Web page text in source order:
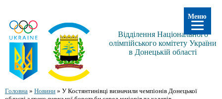
Відділення Національного
олімпійського комітету України
в Донецькій області
Головна » Новини » У Костянтинівці визначили чемпіонів Донецької
Меню